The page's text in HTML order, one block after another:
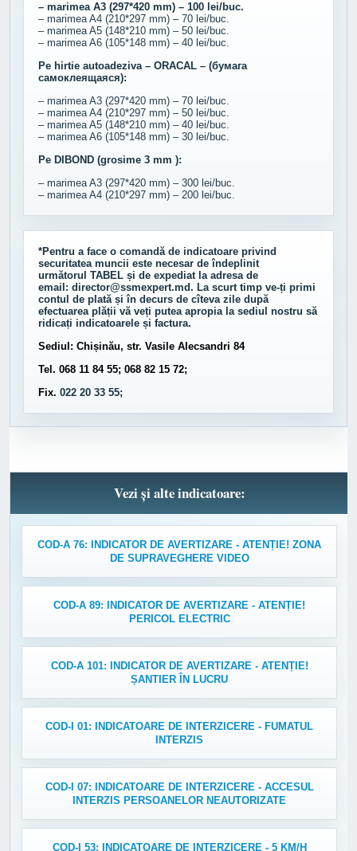
– marimea A3 (297*420 mm) – 100 lei/buc.
– marimea A4 (210*297 mm) – 70 lei/buc.
– marimea A5 (148*210 mm) – 50 lei/buc.
– marimea A6 (105*148 mm) – 40 lei/buc.
Pe hirtie autoadeziva – ORACAL – (бумага
самоклеящаяся):
– marimea A3 (297*420 mm) – 70 lei/buc.
– marimea A4 (210*297 mm) – 50 lei/buc.
– marimea A5 (148*210 mm) – 40 lei/buc.
– marimea A6 (105*148 mm) – 30 lei/buc.
Pe DIBOND (grosime 3 mm ):
– marimea A3 (297*420 mm) – 300 lei/buc.
– marimea A4 (210*297 mm) – 200 lei/buc.
*Pentru a face o comandă de indicatoare privind
securitatea muncii este necesar de îndeplinit
următorul TABEL și de expediat la adresa de
email: director@ssmexpert.md. La scurt timp ve-ți primi
contul de plată și în decurs de cîteva zile după
efectuarea plății vă veți putea apropia la sediul nostru să
ridicați indicatoarele și factura.
Sediul: Chișinău, str. Vasile Alecsandri 84
Tel. 068 11 84 55; 068 82 15 72;
Fix. 022 20 33 55;
Vezi și alte indicatoare:
COD-A 76: INDICATOR DE AVERTIZARE - ATENȚIE! ZONA
DE SUPRAVEGHERE VIDEO
COD-A 89: INDICATOR DE AVERTIZARE - ATENȚIE!
PERICOL ELECTRIC
COD-A 101: INDICATOR DE AVERTIZARE - ATENȚIE!
ȘANTIER ÎN LUCRU
COD-I 01: INDICATOARE DE INTERZICERE - FUMATUL
INTERZIS
COD-I 07: INDICATOARE DE INTERZICERE - ACCESUL
INTERZIS PERSOANELOR NEAUTORIZATE
COD-I 53: INDICATOARE DE INTERZICERE - 5 KM/H